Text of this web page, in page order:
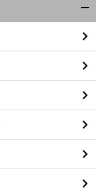
前
閉
る